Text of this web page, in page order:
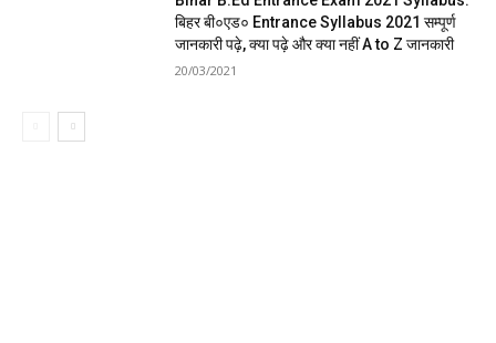
बिहर बी०एड० Entrance Syllabus 2021 सम्पूर्ण
जानकारी पढ़े, क्या पढ़े और क्या नहीं A to Z जानकारी
20/03/2021